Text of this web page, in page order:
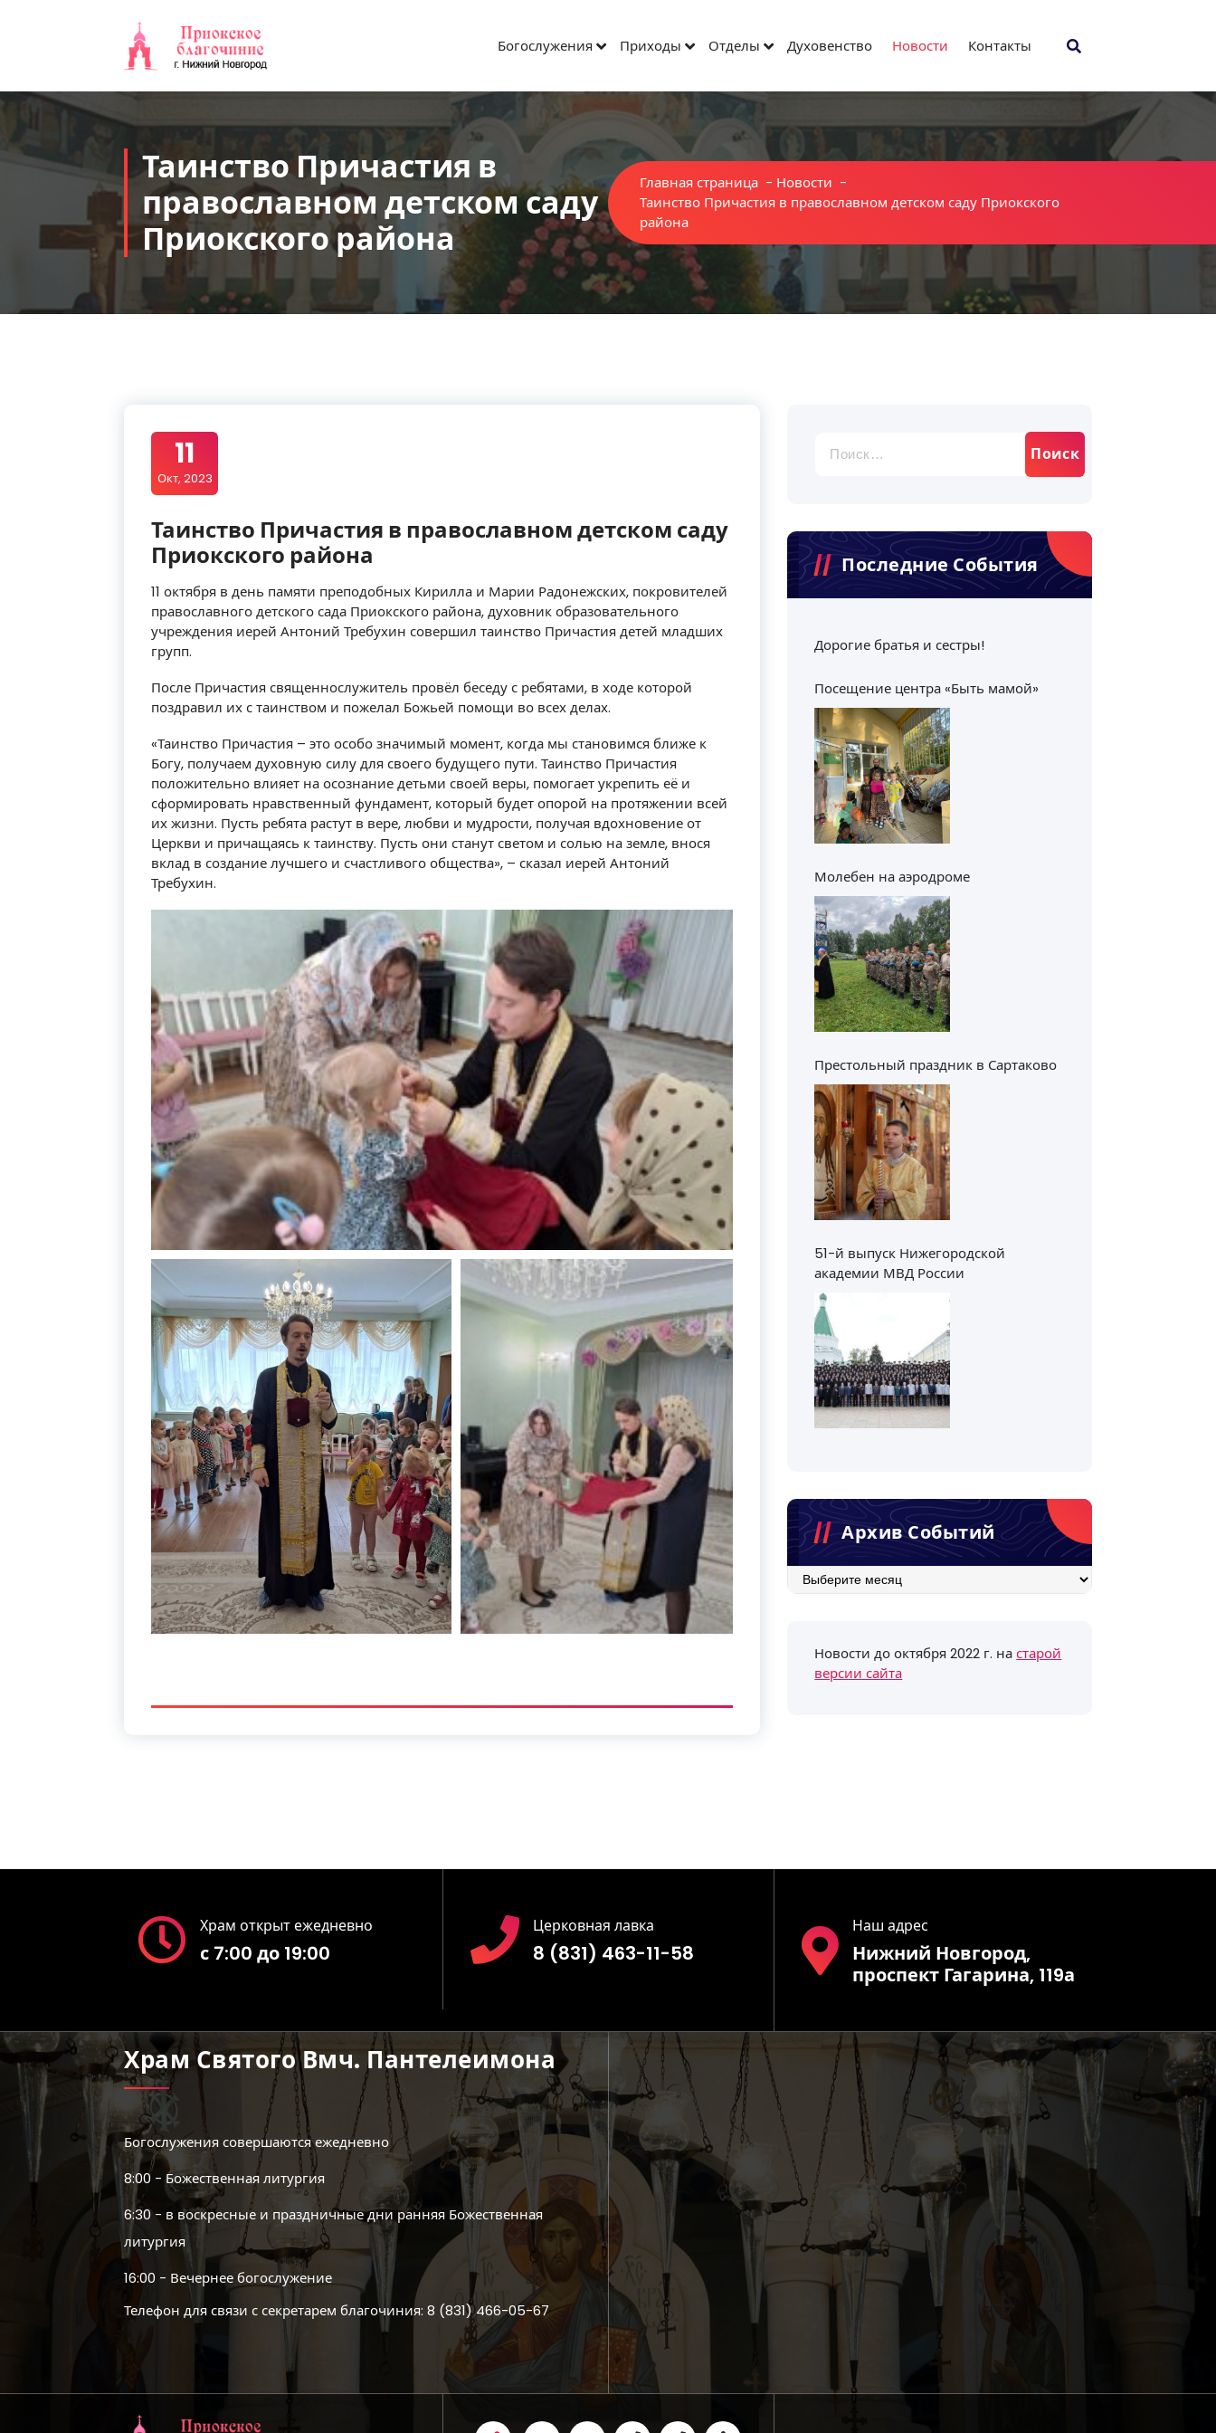
Богослужения Приходы Отделы Духовенство Новости Контакты
Таинство Причастия в
православном детском саду
Приокского района
Главная страница - Новости -
Таинство Причастия в православном детском саду Приокского
района
11
Окт, 2023
Таинство Причастия в православном детском саду
Приокского района
11 октября в день памяти преподобных Кирилла и Марии Радонежских, покровителей
православного детского сада Приокского района, духовник образовательного
учреждения иерей Антоний Требухин совершил таинство Причастия детей младших
групп.
После Причастия священнослужитель провёл беседу с ребятами, в ходе которой
поздравил их с таинством и пожелал Божьей помощи во всех делах.
«Таинство Причастия – это особо значимый момент, когда мы становимся ближе к
Богу, получаем духовную силу для своего будущего пути. Таинство Причастия
положительно влияет на осознание детьми своей веры, помогает укрепить её и
сформировать нравственный фундамент, который будет опорой на протяжении всей
их жизни. Пусть ребята растут в вере, любви и мудрости, получая вдохновение от
Церкви и причащаясь к таинству. Пусть они станут светом и солью на земле, внося
вклад в создание лучшего и счастливого общества», – сказал иерей Антоний
Требухин.
Последние События
Дорогие братья и сестры!
Посещение центра «Быть мамой»
Молебен на аэродроме
Престольный праздник в Сартаково
51-й выпуск Нижегородской
академии МВД России
Архив Событий
Архив
Новости до октября 2022 г. настарой
версии сайта
Храм открыт ежедневно
с 7:00 до 19:00
Церковная лавка
8 (831) 463-11-58
Наш адрес
Нижний Новгород,
проспект Гагарина, 119а
Храм Святого Вмч. Пантелеимона
Богослужения совершаются ежедневно
8:00 - Божественная литургия
6:30 - в воскресные и праздничные дни ранняя Божественная
литургия
16:00 - Вечернее богослужение
Телефон для связи с секретарем благочиния: 8 (831) 466-05-67